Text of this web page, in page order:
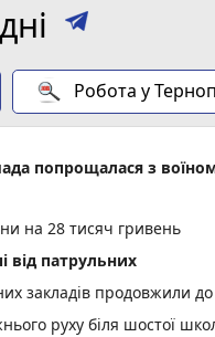
Робота у
попрощалася з
на 28 тисяч гривень
від патрульних
закладів продовжили
руху біля шостої